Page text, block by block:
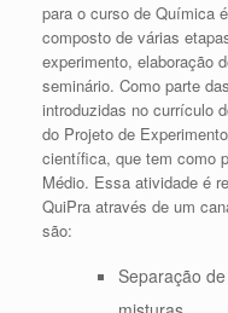
para o curso de Química
composto de várias
experimento, elaboração
seminário. Como parte
introduzidas no currículo
do Projeto de
científica, que tem como
Médio. Essa atividade é
QuiPra através de um
são:
Separação de